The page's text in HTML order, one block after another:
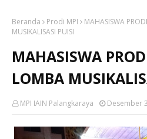
Beranda Prodi MPI
MAHASISWA
MUSIKALISASI PUISI
MAHASISWA
LOMBA
MPI IAIN Palangkaraya Desember